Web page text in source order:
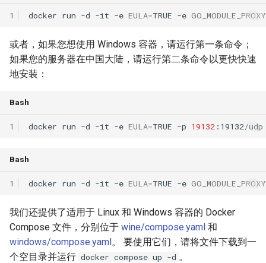
物品相关指南
命令指南
数据驱动 UI
事件系统
国际化
模组系统
网络
1 docker run -d -it -e EULA=TRUE -e
或者，如果您想使用 Windows 容器，请运行第一条命令；
如果您的服务器在中国大陆，请运行第二条命令以更快快速
地安装：
Bash
1 docker run -d -it -e EULA=TRUE -p 19132 :19132/udp
Bash
1 docker run -d -it -e EULA=TRUE -e
我们还提供了适用于 Linux 和 Windows 容器的 Docker
Compose 文件，分别位于 wine/compose.yaml 和
windows/compose.yaml。 要使用它们，请将文件下载到一
个空目录并运行 docker compose up -d 。